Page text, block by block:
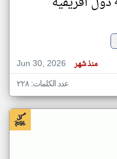
Jun 30, 2026
منذ شهر
عدد الكلمات: ٢٢٨